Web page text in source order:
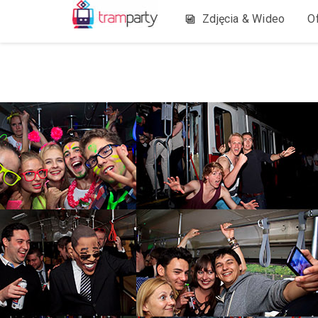
Zdjęcia & Wideo